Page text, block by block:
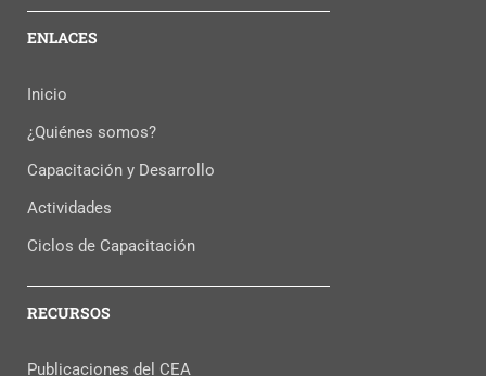
ENLACES
Inicio
¿Quiénes somos?
Capacitación y Desarrollo
Actividades
Ciclos de Capacitación
RECURSOS
Publicaciones del CEA